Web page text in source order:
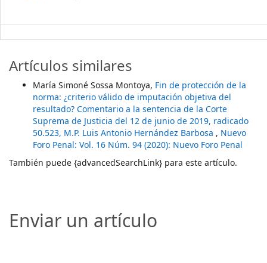
Artículos similares
María Simoné Sossa Montoya, Fin de protección de la
norma: ¿criterio válido de imputación objetiva del
resultado? Comentario a la sentencia de la Corte
Suprema de Justicia del 12 de junio de 2019, radicado
50.523, M.P. Luis Antonio Hernández Barbosa , Nuevo
Foro Penal: Vol. 16 Núm. 94 (2020): Nuevo Foro Penal
También puede {advancedSearchLink} para este artículo.
Enviar un artículo